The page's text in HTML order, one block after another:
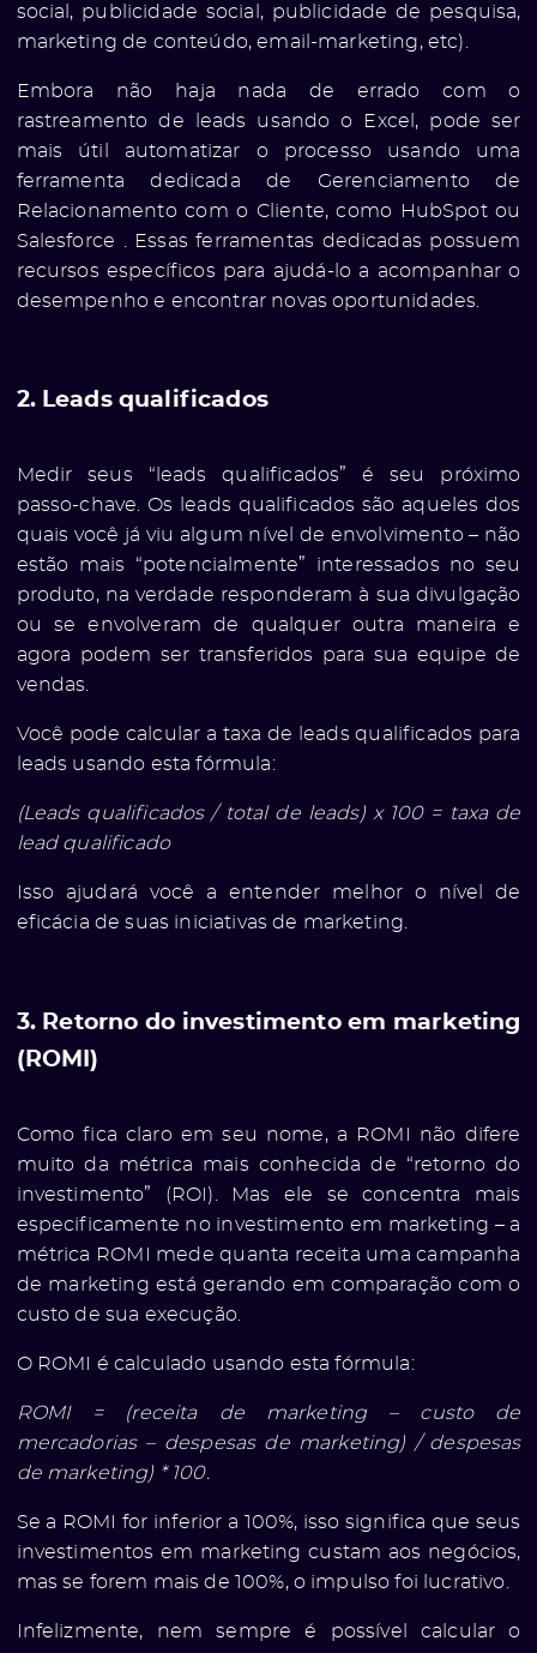
social, publicidade social, publicidade de pesquisa,
marketing de conteúdo, email-marketing, etc).
Embora não haja nada de errado com o
rastreamento de leads usando o Excel, pode ser
mais útil automatizar o processo usando uma
ferramenta dedicada de Gerenciamento de
Relacionamento com o Cliente, como HubSpot ou
Salesforce . Essas ferramentas dedicadas possuem
recursos específicos para ajudá-lo a acompanhar o
desempenho e encontrar novas oportunidades.
2. Leads qualificados
Medir seus “leads qualificados” é seu próximo
passo-chave. Os leads qualificados são aqueles dos
quais você já viu algum nível de envolvimento – não
estão mais “potencialmente” interessados ​​no seu
produto, na verdade responderam à sua divulgação
ou se envolveram de qualquer outra maneira e
agora podem ser transferidos para sua equipe de
vendas.
Você pode calcular a taxa de leads qualificados para
leads usando esta fórmula:
(Leads qualificados / total de leads) x 100 = taxa de
lead qualificado
Isso ajudará você a entender melhor o nível de
eficácia de suas iniciativas de marketing.
3. Retorno do investimento em marketing
(ROMI)
Como fica claro em seu nome, a ROMI não difere
muito da métrica mais conhecida de “retorno do
investimento” (ROI). Mas ele se concentra mais
especificamente no investimento em marketing – a
métrica ROMI mede quanta receita uma campanha
de marketing está gerando em comparação com o
custo de sua execução.
O ROMI é calculado usando esta fórmula:
ROMI = (receita de marketing – custo de
mercadorias – despesas de marketing) / despesas
de marketing) * 100.
Se a ROMI for inferior a 100%, isso significa que seus
investimentos em marketing custam aos negócios,
mas se forem mais de 100%, o impulso foi lucrativo.
Infelizmente, nem sempre é possível calcular o